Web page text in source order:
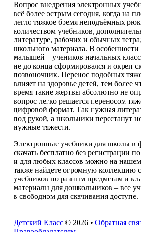
Вопрос внедрения электронных
всё более острым сегодня, когда на
легло тяжкое бремя неподъёмных
количеством учебников,
литературе, рабочих и обычных
школьного материала. В особенности
малышей – учеников начальных
не до конца сформировался и окреп
позвоночник. Перенос подобных
влияет на здоровье детей, тем более
время такие жертвы абсолютно не
вопрос легко решается переносом
цифровой формат. Так нужная
под рукой, а школьники перестанут
нужные тяжести.
Электронные учебники для школы в
скачать бесплатно без регистрации
и для любых классов можно на нашем
также найдете огромную коллекцию
учебников по разным предметам и
материалы для дошкольников – все
в свободном для скачивания доступе.
Детский Класс © 2026 • Обратная